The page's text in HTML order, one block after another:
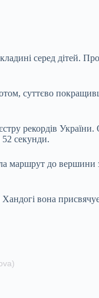
серед дітей.
суттєво
рекордів України.
секунди.
маршрут до
вона